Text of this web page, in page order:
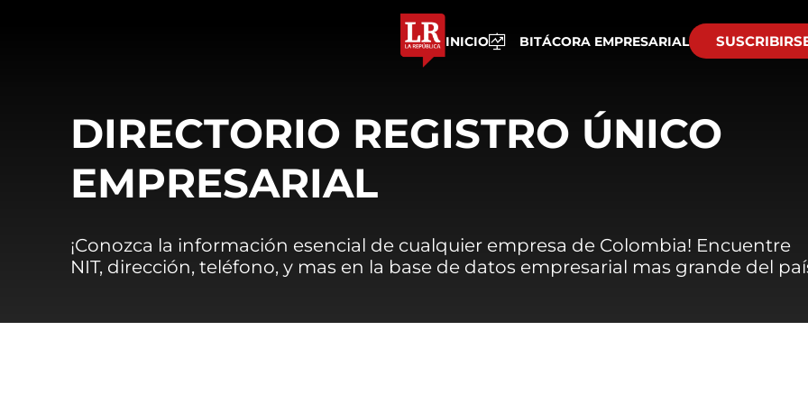
INICIO BITÁCORA EMPRESARIAL
DIRECTORIO REGISTRO ÚNICO
EMPRESARIAL
¡Conozca la información esencial de cualquier empresa de Colombia! Encuentre
NIT, dirección, teléfono, y mas en la base de datos empresarial mas grande del